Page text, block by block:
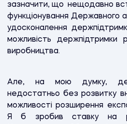
зазначити, що нещодавно
функціонування Державного
удосконалення
можливість держпідтримки
виробництва.
Але, на мою думку,
недостатньо без розвитку
можливості розширення
Я б зробив ставку на